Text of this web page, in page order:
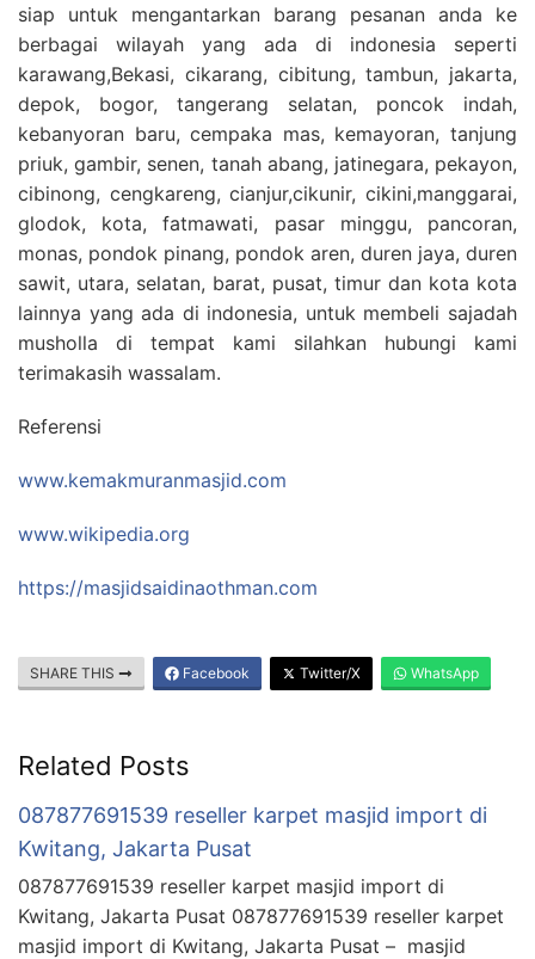
siap untuk mengantarkan barang pesanan anda ke
berbagai wilayah yang ada di indonesia seperti
karawang,Bekasi, cikarang, cibitung, tambun, jakarta,
depok, bogor, tangerang selatan, poncok indah,
kebanyoran baru, cempaka mas, kemayoran, tanjung
priuk, gambir, senen, tanah abang, jatinegara, pekayon,
cibinong, cengkareng, cianjur,cikunir, cikini,manggarai,
glodok, kota, fatmawati, pasar minggu, pancoran,
monas, pondok pinang, pondok aren, duren jaya, duren
sawit, utara, selatan, barat, pusat, timur dan kota kota
lainnya yang ada di indonesia, untuk membeli sajadah
musholla di tempat kami silahkan hubungi kami
terimakasih wassalam.
Referensi
www.kemakmuranmasjid.com
www.wikipedia.org
https://masjidsaidinaothman.com
SHARE THIS Facebook Twitter/X WhatsApp
Related Posts
087877691539 reseller karpet masjid import di
Kwitang, Jakarta Pusat
087877691539 reseller karpet masjid import di
Kwitang, Jakarta Pusat 087877691539 reseller karpet
masjid import di Kwitang, Jakarta Pusat – masjid